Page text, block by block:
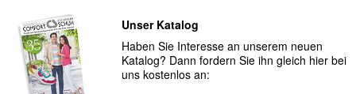
Unser Katalog
Haben Sie Interesse an unserem neuen
Katalog? Dann fordern Sie ihn gleich hier bei
uns kostenlos an: